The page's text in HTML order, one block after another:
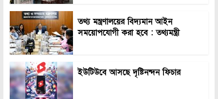
তথ্য মন্ত্রণালয়ের বিদ্যমান আইন
সময়োপযোগী করা হবে : তথ্যমন্ত্রী
ইউটিউবে আসছে দৃষ্টিনন্দন ফিচার